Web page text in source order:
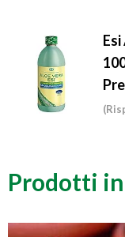
Prodotti